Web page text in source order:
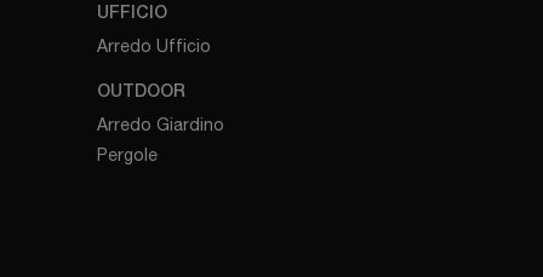
UFFICIO
Arredo Ufficio
OUTDOOR
Arredo Giardino
Pergole